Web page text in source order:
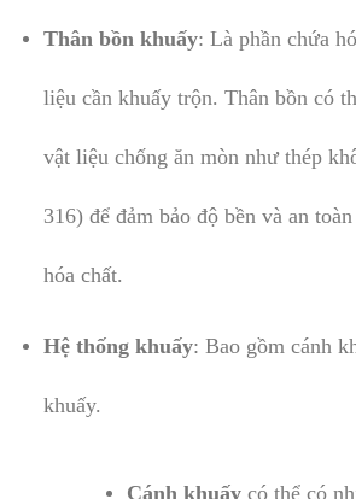
Thân bồn khuấy: Là phần chứa
liệu cần khuấy trộn. Thân bồn có
vật liệu chống ăn mòn như thép
316) để đảm bảo độ bền và an
hóa chất.
Hệ thống khuấy: Bao gồm cánh
khuấy.
Cánh khuấycó thể có